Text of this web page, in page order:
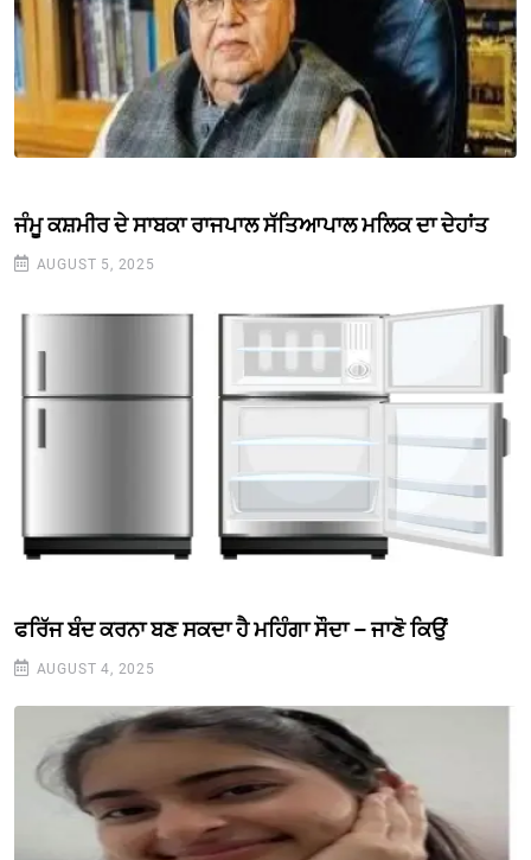
ਜੰਮੂ ਕਸ਼ਮੀਰ ਦੇ ਸਾਬਕਾ ਰਾਜਪਾਲ ਸੱਤਿਆਪਾਲ ਮਲਿਕ ਦਾ ਦੇਹਾਂਤ
AUGUST 5, 2025
ਫਰਿੱਜ ਬੰਦ ਕਰਨਾ ਬਣ ਸਕਦਾ ਹੈ ਮਹਿੰਗਾ ਸੌਦਾ – ਜਾਣੋ ਕਿਉਂ
AUGUST 4, 2025